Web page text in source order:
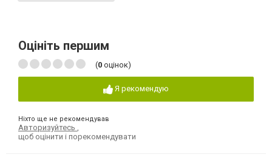
Оцініть першим
(0 оцінок)
Я рекомендую
Ніхто ще не рекомендував
Авторизуйтесь
щоб оцінити і порекомендувати